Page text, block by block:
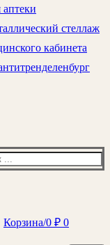
аптеки
стеллаж
кабинета
Корзина/0 ₽ 0